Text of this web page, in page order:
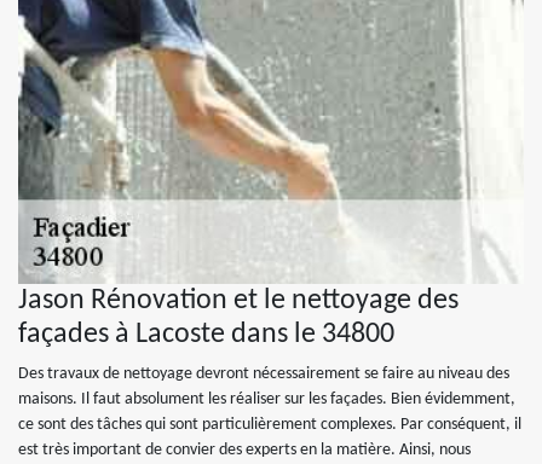
Jason Rénovation et le nettoyage des
façades à Lacoste dans le 34800
Des travaux de nettoyage devront nécessairement se faire au niveau des
maisons. Il faut absolument les réaliser sur les façades. Bien évidemment,
ce sont des tâches qui sont particulièrement complexes. Par conséquent, il
est très important de convier des experts en la matière. Ainsi, nous